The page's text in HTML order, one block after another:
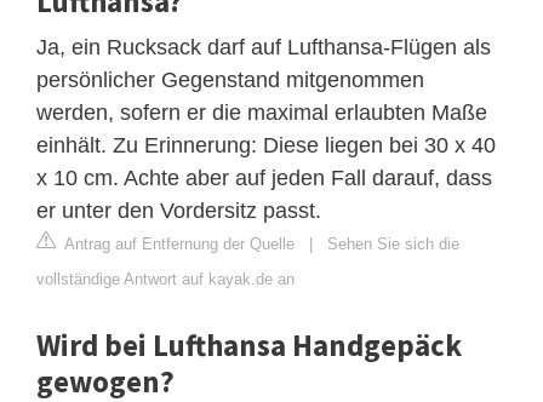
Ja, ein Rucksack darf auf Lufthansa-Flügen als
persönlicher Gegenstand mitgenommen
werden, sofern er die maximal erlaubten Maße
einhält. Zu Erinnerung: Diese liegen bei 30 x 40
x 10 cm. Achte aber auf jeden Fall darauf, dass
er unter den Vordersitz passt.
Antrag auf Entfernung der Quelle | Sehen Sie sich die
vollständige Antwort auf kayak.de an
Wird bei Lufthansa Handgepäck
gewogen?